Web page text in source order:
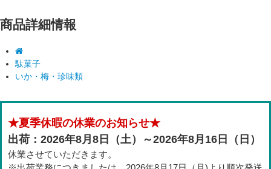
商品詳細情報
駄菓子
いか・梅・珍味類
★夏季休暇の休業のお知らせ★
出荷：2026年8月8日（土）～2026年8月16日（日）
休業させていただきます。